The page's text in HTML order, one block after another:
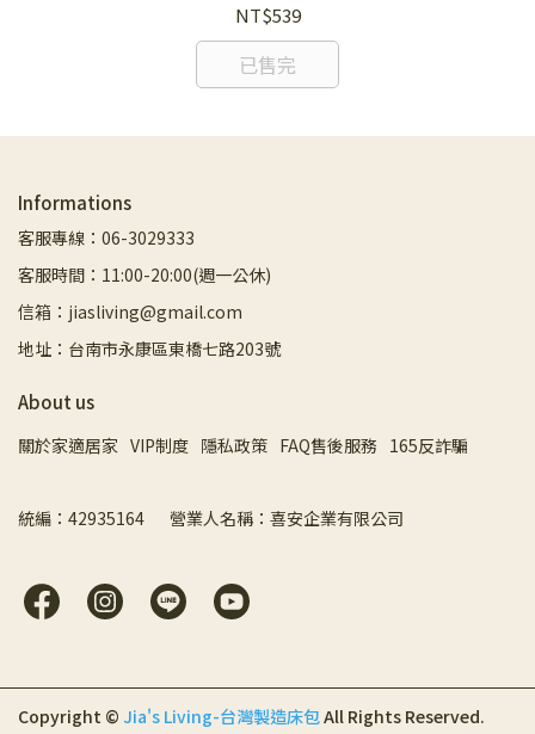
NT$539
已售完
Informations
客服專線：06-3029333
客服時間：11:00-20:00(週一公休)
信箱：jiasliving@gmail.com
地址：台南市永康區東橋七路203號
About us
關於家適居家 VIP制度 隱私政策 FAQ售後服務 165反詐騙
統編：42935164       營業人名稱：喜安企業有限公司
Copyright © Jia's Living-台灣製造床包All Rights Reserved.